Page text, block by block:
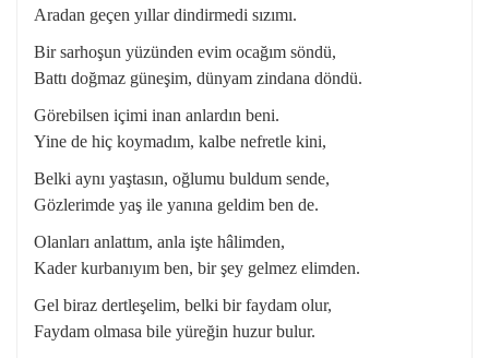
Aradan geçen yıllar dindirmedi sızımı.
Bir sarhoşun yüzünden evim ocağım söndü,
Battı doğmaz güneşim, dünyam zindana döndü.
Görebilsen içimi inan anlardın beni.
Yine de hiç koymadım, kalbe nefretle kini,
Belki aynı yaştasın, oğlumu buldum sende,
Gözlerimde yaş ile yanına geldim ben de.
Olanları anlattım, anla işte hâlimden,
Kader kurbanıyım ben, bir şey gelmez elimden.
Gel biraz dertleşelim, belki bir faydam olur,
Faydam olmasa bile yüreğin huzur bulur.